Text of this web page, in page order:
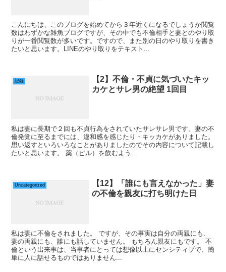
こんにちは、このブログを始めてから３年近くになるでしょうか閲覧
数はわずかな雑魚ブログですが、その中でも不倫相手と妻とのやり取
りが一番閲覧数が多いです。ですので、また別の日のやり取りを書き
たいと思います。LINEのやり取りをテキスト...
記録
【2】不倫・不貞に気づいたキッ
カケとサレ男の絶望 1回目
私は妻に長期で２回も不貞行為をされていたサレサレ男です。妻の不
倫発覚に至るまでには、違和感を感じたり・キッカケがありました。
思い返すといろいろなことがありましたのでその内容について記載し
たいと思います。 薬（ピル）を飲むよう...
Uncategorized
【12】「誰にも言えなかった」妻
の不倫を親友に打ち明けた日
私は妻に不倫をされました。 ですが、その事実は自分の両親にも、
妻の両親にも、誰にも話していません。 もちろん親友にもです。 不
倫という出来事は、当事者にとっては想像以上にセンシティブで、簡
単に人に話せるものではありません...